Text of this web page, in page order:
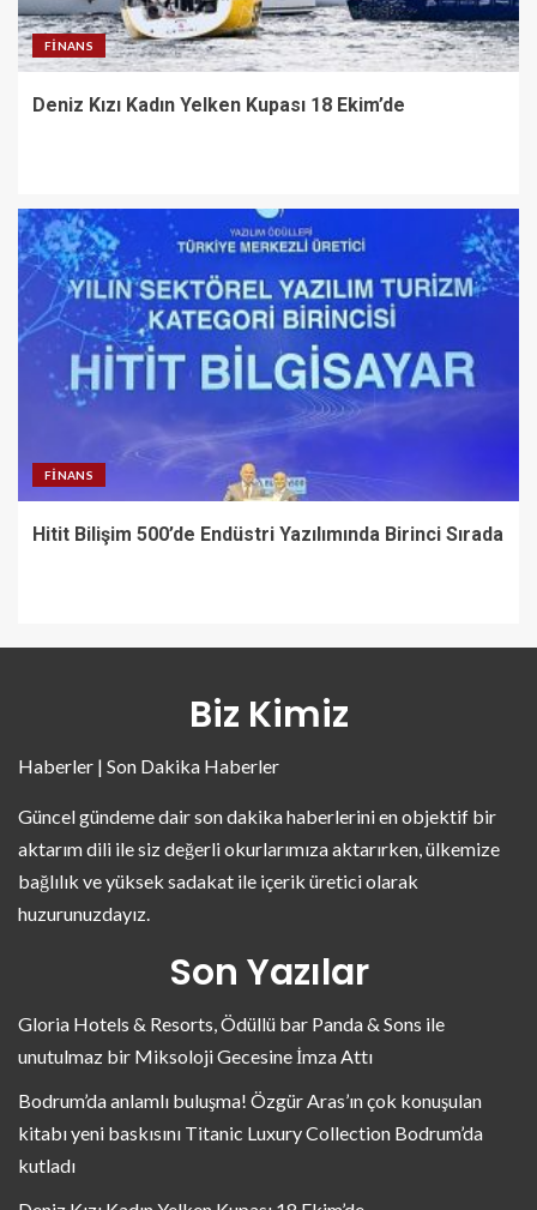
FINANS
Deniz Kızı Kadın Yelken Kupası 18 Ekim’de
FINANS
Hitit Bilişim 500’de Endüstri Yazılımında Birinci Sırada
Biz Kimiz
Haberler | Son Dakika Haberler
Güncel gündeme dair son dakika haberlerini en objektif bir
aktarım dili ile siz değerli okurlarımıza aktarırken, ülkemize
bağlılık ve yüksek sadakat ile içerik üretici olarak
huzurunuzdayız.
Son Yazılar
Gloria Hotels & Resorts, Ödüllü bar Panda & Sons ile
unutulmaz bir Miksoloji Gecesine İmza Attı
Bodrum’da anlamlı buluşma! Özgür Aras’ın çok konuşulan
kitabı yeni baskısını Titanic Luxury Collection Bodrum’da
kutladı